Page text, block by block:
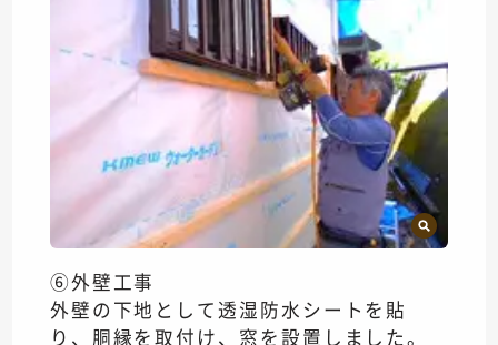
⑥外壁工事
外壁の下地として透湿防水シートを貼
り、胴縁を取付け、窓を設置しました。